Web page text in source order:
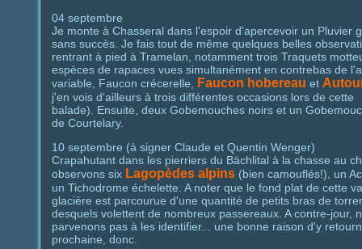
04 septembre
Je monte à Chasseral dans l'espoir d'apercevoir un Pluvier
sans succès. Je fais tout de même quelques belles
rentrant à pied à Tramelan, notamment trois Traquets
espèces de rapaces vues simultanément en contrebas de
variable, Faucon crécerelle,
Faucon hobereau et
j'en vois d'ailleurs à trois différentes occasions lors de cette
balade). Ensuite, deux Gobemouches noirs et un
de Courtelary.
10 septembre (à signer Claude et Quentin Wenger)
Crapahutant dans les pierriers du Bächlital à la chasse au
observons six Lagopèdes alpins(bien camouflés!), un
un Tichodrome échelette. A noter que le fond plat de cette
glacière est parcourue d'une quantité de petits bras de
desquels volettent de nombreux passereaux. A contre-jour,
parvenons pas à les identifier... une bonne raison d'y
prochaine, donc.